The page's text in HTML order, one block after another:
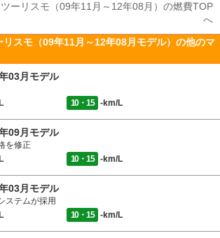
ーリスモ（09年11月～12年08月）の燃費TOP
へ
スモ（09年11月～12年08月モデル）の他のマ
03月モデル
10・15 -km/L
09月モデル
を修正
10・15 -km/L
03月モデル
ステムが採用
10・15 -km/L